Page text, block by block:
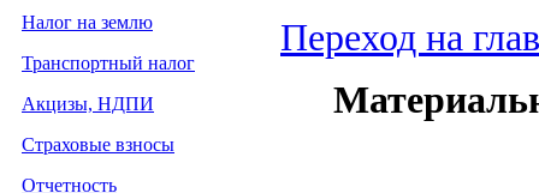
Налог на землю
Транспортный налог
Акцизы, НДПИ
Страховые взносы
Отчетность
Переход на